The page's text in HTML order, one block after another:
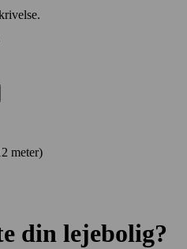
meter)
din lejebolig?